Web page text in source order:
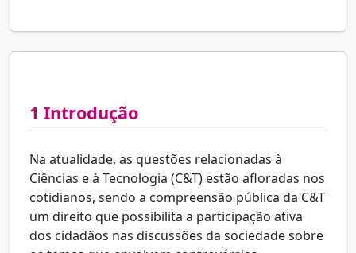
1 Introdução
Na atualidade, as questões relacionadas à
Ciências e à Tecnologia (C&T) estão afloradas nos
cotidianos, sendo a compreensão pública da C&T
um direito que possibilita a participação ativa
dos cidadãos nas discussões da sociedade sobre